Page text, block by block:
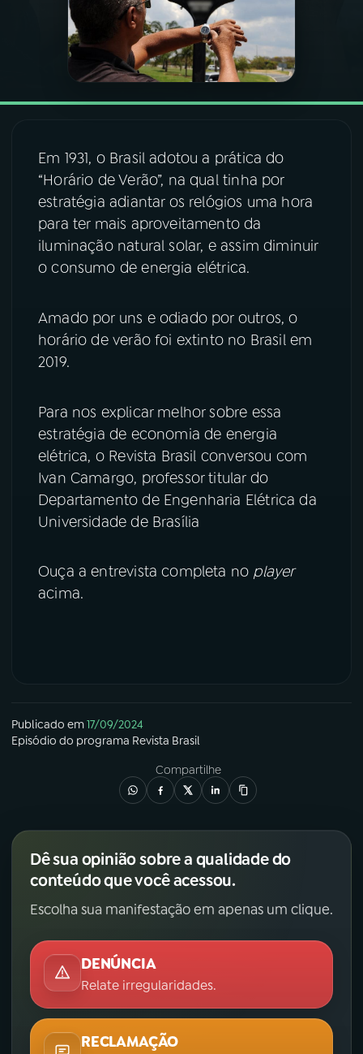
PODCASTS
VIDEOCASTS
ÚLTIMAS
08 FESTIVAL DE MÚSICA
ACOMPANHE A RÁDIO NACIONAL
Instagram X
Em 1931, o Brasil adotou a prática do
“Horário de Verão”, na qual tinha por
estratégia adiantar os relógios uma hora
para ter mais aproveitamento da
iluminação natural solar, e assim diminuir
o consumo de energia elétrica.
Amado por uns e odiado por outros, o
horário de verão foi extinto no Brasil em
2019.
Para nos explicar melhor sobre essa
estratégia de economia de energia
elétrica, o Revista Brasil conversou com
Ivan Camargo, professor titular do
Departamento de Engenharia Elétrica da
Universidade de Brasília
Ouça a entrevista completa no player
acima.
Publicado em17/09/2024
Episódio do programa Revista Brasil
Compartilhe
Dê sua opinião sobre a qualidade do
conteúdo que você acessou.
Escolha sua manifestação em apenas um clique.
DENÚNCIA
Relate irregularidades.
RECLAMAÇÃO